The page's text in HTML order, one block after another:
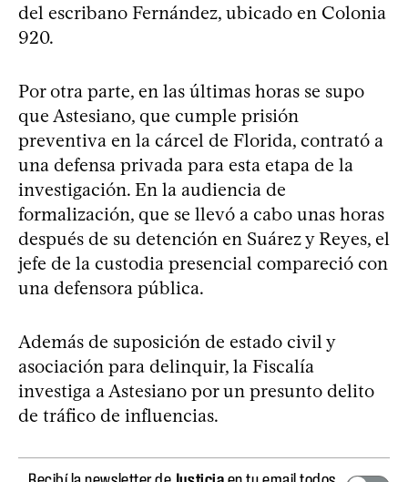
del escribano Fernández, ubicado en Colonia
920.
Por otra parte, en las últimas horas se supo
que Astesiano, que cumple prisión
preventiva en la cárcel de Florida, contrató a
una defensa privada para esta etapa de la
investigación. En la audiencia de
formalización, que se llevó a cabo unas horas
después de su detención en Suárez y Reyes, el
jefe de la custodia presencial compareció con
una defensora pública.
Además de suposición de estado civil y
asociación para delinquir, la Fiscalía
investiga a Astesiano por un presunto delito
de tráfico de influencias.